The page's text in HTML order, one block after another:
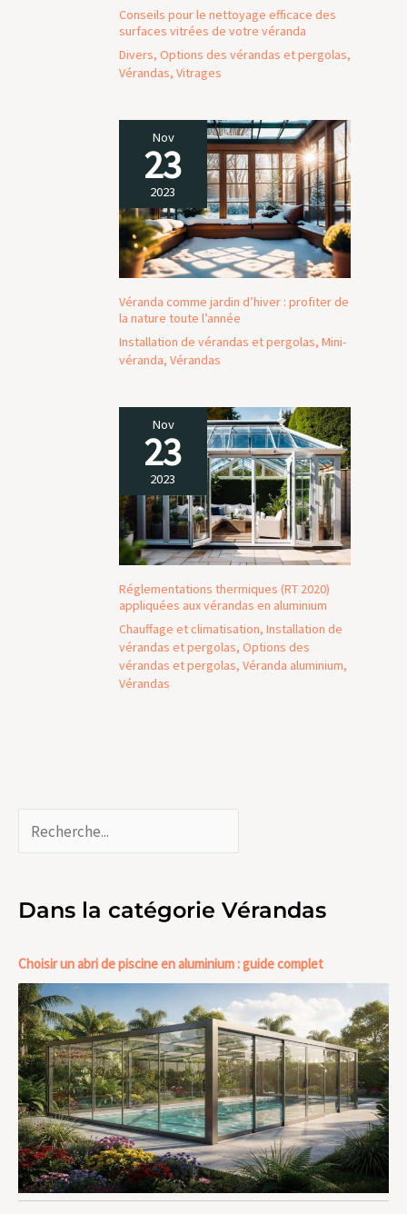
Conseils pour le nettoyage efficace des
surfaces vitrées de votre véranda
Divers, Options des vérandas et pergolas,
Vérandas, Vitrages
Nov
23
2023
Véranda comme jardin d’hiver : profiter de
la nature toute l’année
Installation de vérandas et pergolas, Mini-
véranda, Vérandas
Nov
23
2023
Réglementations thermiques (RT 2020)
appliquées aux vérandas en aluminium
Chauffage et climatisation, Installation de
vérandas et pergolas, Options des
vérandas et pergolas, Véranda aluminium,
Vérandas
Dans la catégorie Vérandas
Choisir un abri de piscine en aluminium : guide complet